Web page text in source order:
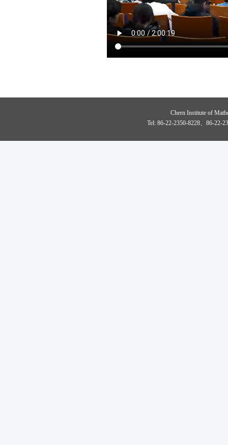
Chern Institute of
Tel: 86-22-2350-8228、86-22-